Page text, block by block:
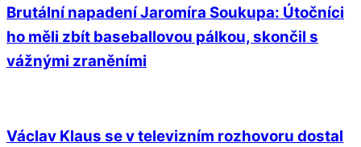
Brutální napadení Jaromíra Soukupa: Útočníci
ho měli zbít baseballovou pálkou, skončil s
vážnými zraněními
Václav Klaus se v televizním rozhovoru dostal